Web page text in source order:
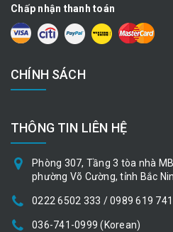
Chấp nhận thanh toán
CHÍNH SÁCH
THÔNG TIN LIÊN HỆ
Phòng 307, Tầng 3 tòa nhà
phường Võ Cường, tỉnh Bắc
0222 6502 333 / 0989 619
036-741-0999 (Korean)